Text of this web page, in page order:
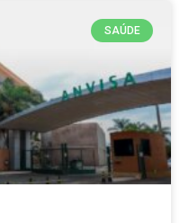
SAÚDE